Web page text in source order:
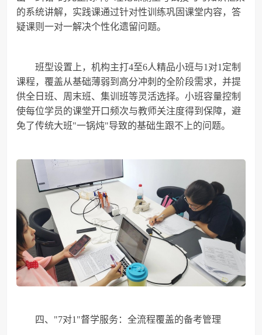
的系统讲解，实践课通过针对性训练巩固课堂内容，答
疑课则一对一解决个性化遗留问题。
班型设置上，机构主打4至6人精品小班与1对1定制
课程，覆盖从基础薄弱到高分冲刺的全阶段需求，并提
供全日班、周末班、集训班等灵活选择。小班容量控制
使每位学员的课堂开口频次与教师关注度得到保障，避
免了传统大班"一锅炖"导致的基础生跟不上的问题。
四、"7对1"督学服务：全流程覆盖的备考管理